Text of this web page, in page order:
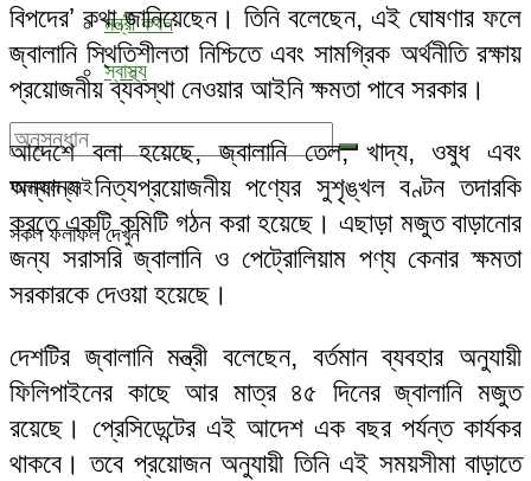
মন্ত্রী কথন
স্বাস্থ্য
ফলাফল নেই
সকল ফলাফল দেখুন
বিপদের’ কথা জানিয়েছেন। তিনি বলেছেন, এই ঘোষণার ফলে
জ্বালানি স্থিতিশীলতা নিশ্চিতে এবং সামগ্রিক অর্থনীতি রক্ষায়
প্রয়োজনীয় ব্যবস্থা নেওয়ার আইনি ক্ষমতা পাবে সরকার।
আদেশে বলা হয়েছে, জ্বালানি তেল, খাদ্য, ওষুধ এবং
অন্যান্য নিত্যপ্রয়োজনীয় পণ্যের সুশৃঙ্খল বণ্টন তদারকি
করতে একটি কমিটি গঠন করা হয়েছে। এছাড়া মজুত বাড়ানোর
জন্য সরাসরি জ্বালানি ও পেট্রোলিয়াম পণ্য কেনার ক্ষমতা
সরকারকে দেওয়া হয়েছে।
দেশটির জ্বালানি মন্ত্রী বলেছেন, বর্তমান ব্যবহার অনুযায়ী
ফিলিপাইনের কাছে আর মাত্র ৪৫ দিনের জ্বালানি মজুত
রয়েছে। প্রেসিডেন্টের এই আদেশ এক বছর পর্যন্ত কার্যকর
থাকবে। তবে প্রয়োজন অনুযায়ী তিনি এই সময়সীমা বাড়াতে